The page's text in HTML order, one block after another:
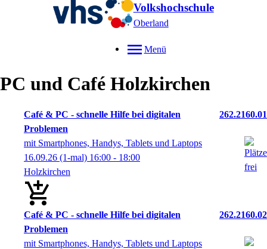
Volkshochschule
Oberland
Menü
PC und Café Holzkirchen
Café & PC - schnelle Hilfe bei digitalen
Problemen
262.2160.01
mit Smartphones, Handys, Tablets und Laptops
16.09.26 (1-mal) 16:00 - 18:00
Holzkirchen
Café & PC - schnelle Hilfe bei digitalen
Problemen
262.2160.02
mit Smartphones, Handys, Tablets und Laptops